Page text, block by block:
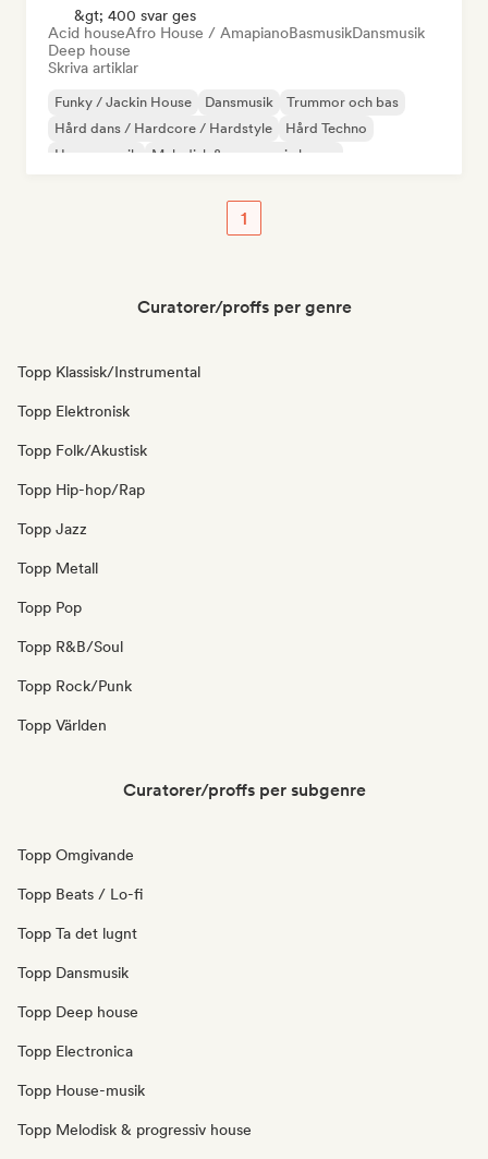
&gt; 400 svar ges
Acid houseAfro House / AmapianoBasmusikDansmusik
Deep house
Skriva artiklar
Funky / Jackin House Dansmusik
Trummor och bas
Hård dans / Hardcore / Hardstyle
Hård Techno
House-musik
Melodisk & progressiv house
1
Curatorer/proffs per genre
Topp Klassisk/Instrumental
Topp Elektronisk
Topp Folk/Akustisk
Topp Hip-hop/Rap
Topp Jazz
Topp Metall
Topp Pop
Topp R&B/Soul
Topp Rock/Punk
Topp Världen
Curatorer/proffs per subgenre
Topp Omgivande
Topp Beats / Lo-fi
Topp Ta det lugnt
Topp Dansmusik
Topp Deep house
Topp Electronica
Topp House-musik
Topp Melodisk & progressiv house